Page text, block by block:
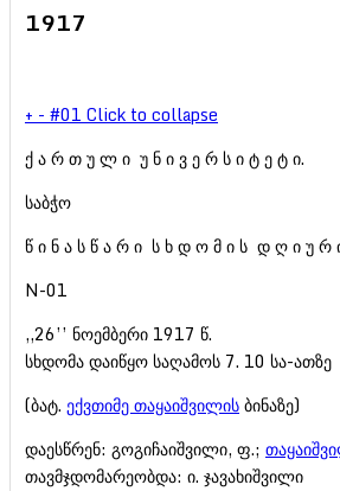
1917
+ - #01 Click to collapse
ქ ა რ თ უ ლ ი უ ნ ი ვ ე რ ს ი ტ ე ტ ი.
საბჭო
წ ი ნ ა ს წ ა რ ი ს ხ დ ო მ ი ს დ ღ ი უ რ
N-01
,,26’’ ნოემბერი 1917 წ.
სხდომა დაიწყო საღამოს 7. 10 სა-ათზე
(ბატ. ექვთიმე თაყაიშვილისბინაზე)
დაესწრენ: გოგიჩაიშვილი, ფ.;
თავმჯდომარეობდა: ი. ჯავახიშვილი